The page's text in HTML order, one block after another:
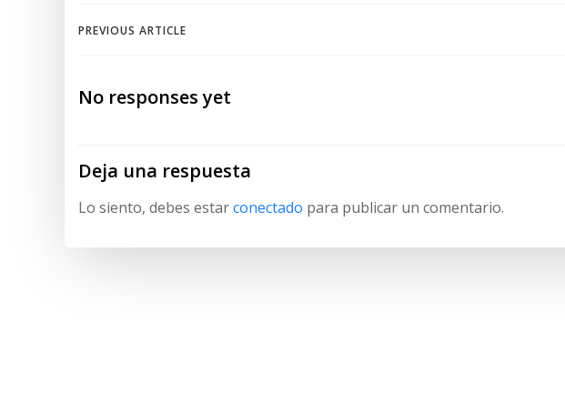
Navegación
de
entradas
PREVIOUS ARTICLE
No responses yet
Deja una respuesta
Lo siento, debes estarconectado para publicar un comentario.